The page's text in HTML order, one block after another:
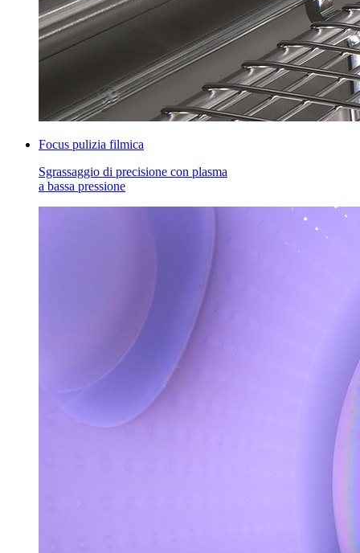
Focus pulizia filmica
Sgrassaggio di precisione con plasma
a bassa pressione